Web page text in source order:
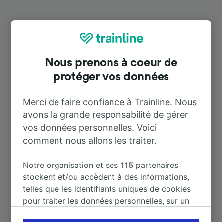
Zabeltitz
À Dresden Hbf 52 m
À Coswig (Dresden)
À Dresden-Neustadt 37 m
À Meißen 41 m
Nous prenons à coeur de
protéger vos données
Merci de faire confiance à Trainline. Nous
avons la grande responsabilité de gérer
vos données personnelles. Voici
comment nous allons les traiter.
Notre organisation et ses115 partenaires
stockent et/ou accèdent à des informations,
telles que les identifiants uniques de cookies
pour traiter les données personnelles, sur un